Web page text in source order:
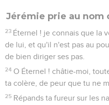
Jérémie prie au nom
23 Éternel ! je connais que la
de lui, et qu'il n'est pas au
de bien diriger ses pas.
24 O Éternel ! châtie-moi,
ta colère, de peur que tu ne
25 Répands ta fureur sur les